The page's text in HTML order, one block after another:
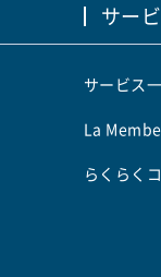
サー
サービス
La
らくらく